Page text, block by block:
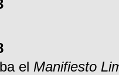
el Manifiesto